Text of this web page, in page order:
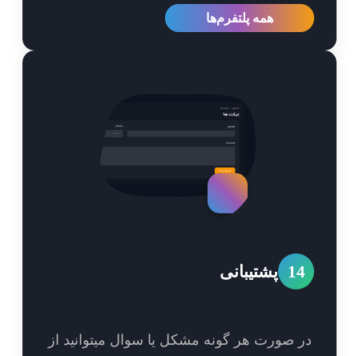
همه پلتفرم‌ها
پشتیبانی
صورت هر گونه مشکل یا سوال میتوانید از